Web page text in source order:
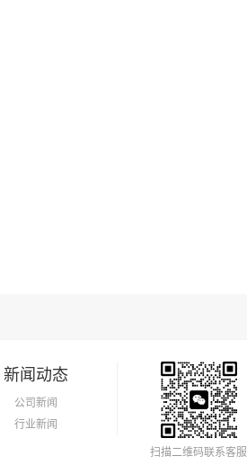
新闻动态
公司新闻
行业新闻
扫描二维码联系客服